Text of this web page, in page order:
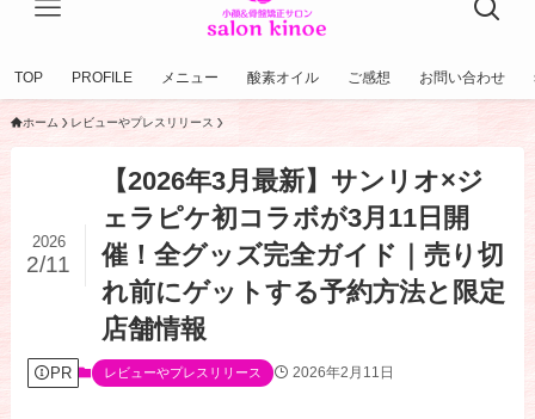
TOP PROFILE メニュー 酸素オイル ご感想 お問い合わせ
ホーム レビューやプレスリリース
【2026年3月最新】サンリオ×ジ
ェラピケ初コラボが3月11日開
催！全グッズ完全ガイド｜売り切
れ前にゲットする予約方法と限定
店舗情報
2026
2/11
PR レビューやプレスリリース 2026年2月11日